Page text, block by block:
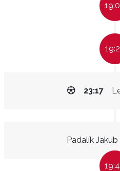
23:17
Padalík Jakub